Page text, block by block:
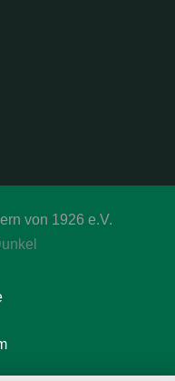
von 1926 e.V.